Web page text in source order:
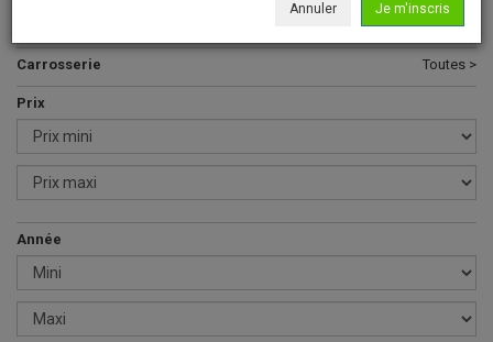
Javelin >
Carrosserie Toutes >
Prix
Année
Annuler Je m'inscris